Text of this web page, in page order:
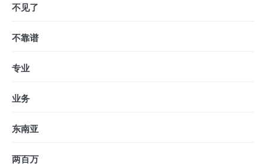
不见了
不靠谱
专业
业务
东南亚
两百万